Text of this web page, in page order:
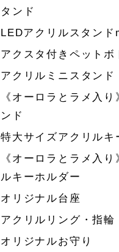
タンド
LEDアクリルスタンド
アクスタ付きペットボ
アクリルミニスタンド
《オーロラとラメ入
ンド
特大サイズアクリルキ
《オーロラとラメ入
ルキーホルダー
オリジナル台座
アクリルリング・指輪
オリジナルお守り